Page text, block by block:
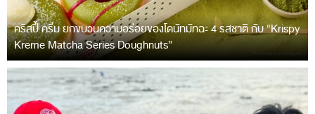
คริสปี้ ครีม ยกขบวนความอร่อยของโดนัทมัทฉะ 4 รสชาติ กับ “Krispy
Kreme Matcha Series Doughnuts”